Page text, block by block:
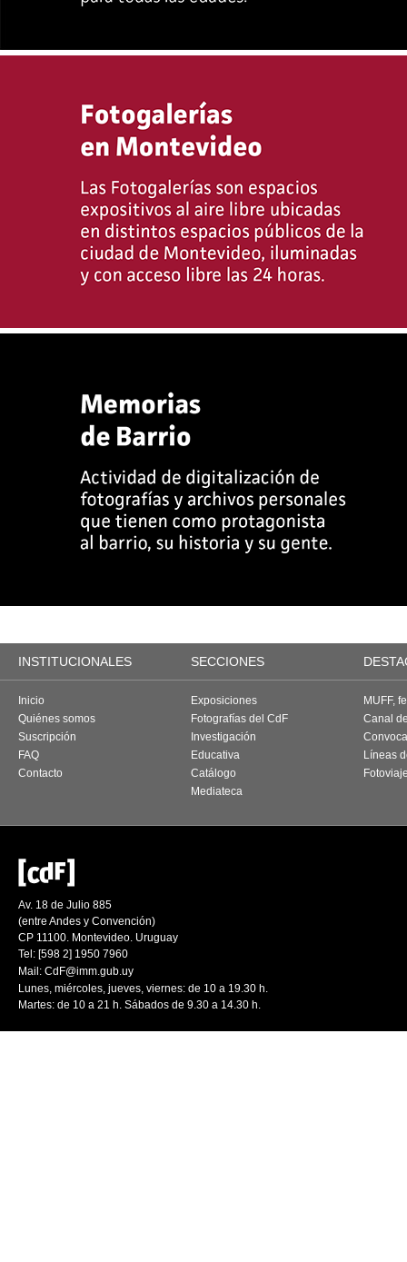
INSTITUCIONALES SECCIONES
Inicio
Quiénes somos
Suscripción
FAQ
Contacto
Exposiciones
Fotografías del CdF
Investigación
Educativa
Catálogo
Mediateca
MUFF,
Canal
Líneas
Av. 18 de Julio 885
(entre Andes y Convención)
CP 11100. Montevideo. Uruguay
Tel: [598 2] 1950 7960
Mail: CdF@imm.gub.uy
Lunes, miércoles, jueves, viernes: de 10 a 19.30 h.
Martes: de 10 a 21 h. Sábados de 9.30 a 14.30 h.